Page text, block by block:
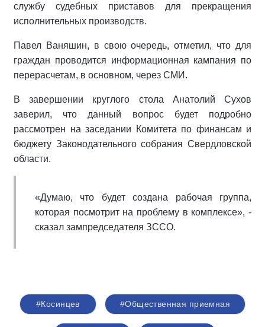
службу судебных приставов для прекращения
исполнительных производств.
Павел Ваняшин, в свою очередь, отметил, что для
граждан проводится информационная кампания по
перерасчетам, в основном, через СМИ.
В завершении круглого стола Анатолий Сухов
заверил, что данный вопрос будет подробно
рассмотрен на заседании Комитета по финансам и
бюджету Законодательного собрания Свердловской
области.
«Думаю, что будет создана рабочая группа,
которая посмотрит на проблему в комплексе», -
сказал зампредседателя ЗССО.
#Косинцев #Общественная приемная